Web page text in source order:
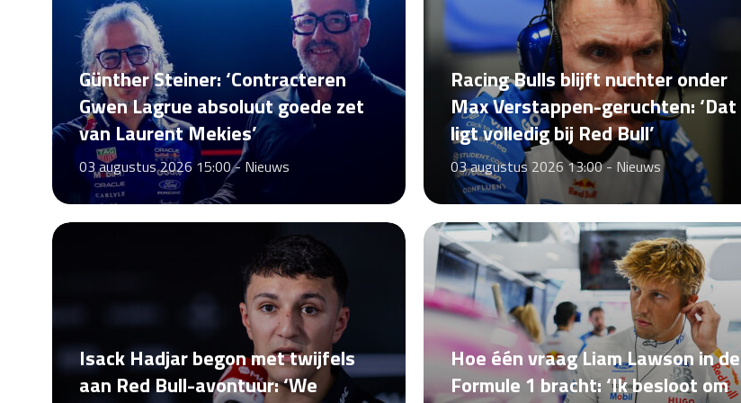
Günther Steiner: ‘Contracteren
Gwen Lagrue absoluut goede zet
van Laurent Mekies’
03 augustus 2026 15:00 -Nieuws
Racing Bulls blijft nuchter onder
Max Verstappen-geruchten: ‘Dat
ligt volledig bij Red Bull’
03 augustus 2026 13:00 - Nieuws
Isack Hadjar begon met twijfels
aan Red Bull-avontuur: ‘We
Hoe één vraag Liam Lawson in de
Formule 1 bracht: ‘Ik besloot om